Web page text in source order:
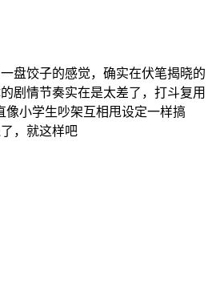
盘饺子的感觉，确实在伏笔揭晓的
剧情节奏实在是太差了，打斗复用
像小学生吵架互相甩设定一样搞
，就这样吧